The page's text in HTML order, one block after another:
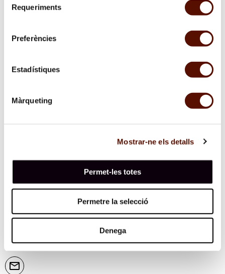
Requeriments
Preferències
Estadístiques
Màrqueting
Mostrar-ne els detalls
Permet-les totes
Permetre la selecció
Denega
Les imatges de premsa tenen un ús exclusiu per difusió
en els mitjans de comunicació, però els drets d’autor
legal *
premsa de la Fundació.
Et mantindrem informat de les nostres activitats